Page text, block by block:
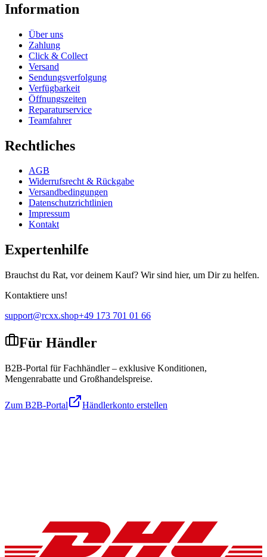
Information
Über uns
Zahlung
Click & Collect
Versand
Sendungsverfolgung
Verfügbarkeit
Öffnungszeiten
Reparaturservice
Teamfahrer
Rechtliches
AGB
Widerrufsrecht & Rückgabe
Versandbedingungen
Datenschutzrichtlinien
Impressum
Kontakt
Expertenhilfe
Brauchst du Rat, vor deinem Kauf? Wir sind hier, um Dir zu helfen.
Kontaktiere uns!
support@rcxx.shop+49 173 701 01 66
Für Händler
B2B-Portal für Fachhändler – exklusive Konditionen,
Mengenrabatte und Großhandelspreise.
Zum B2B-Portal Händlerkonto erstellen